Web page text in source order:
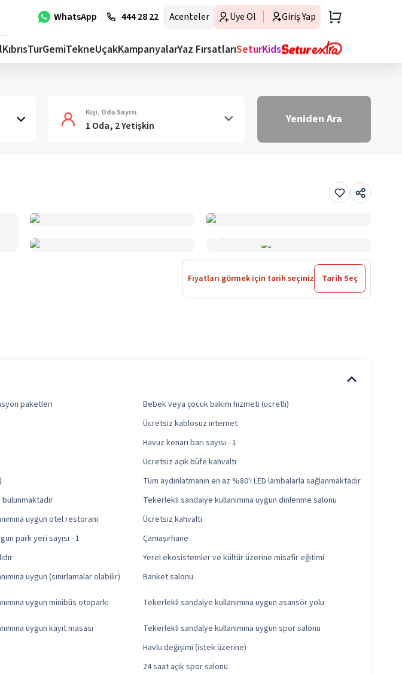
WhatsApp 444 28 22 Acenteler Üye Ol Giriş Yap
KıbrısTurGemiTekneUçakKampanyalarYaz FırsatlarıSeturKids
Kişi, Oda Sayısı
1 Oda, 2 Yetişkin Yeniden Ara
Fiyatları görmek için tarih seçiniz Tarih Seç
paketleri
Bebek veya çocuk bakım hizmeti (ücretli)
Ücretsiz kablosuz internet
Havuz kenarı barı sayısı - 1
Ücretsiz açık büfe kahvaltı
Tüm aydınlatmanın en az %80'i LED lambalarla sağlanmaktadır
Tekerlekli sandalye kullanımına uygun dinlenme salonu
uygun otel restoranı
Ücretsiz kahvaltı
park yeri sayısı - 1
Çamaşırhane
Yerel ekosistemler ve kültür üzerine misafir eğitimi
uygun (sınırlamalar olabilir)
Banket salonu
uygun minibüs otoparkı Tekerlekli sandalye kullanımına uygun asansör yolu
uygun kayıt masası
Tekerlekli sandalye kullanımına uygun spor salonu
Havlu değişimi (istek üzerine)
24 saat açık spor salonu